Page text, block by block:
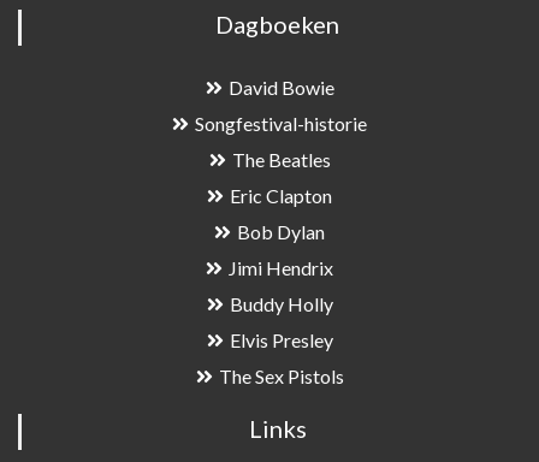
Dagboeken
David Bowie
Songfestival-historie
The Beatles
Eric Clapton
Bob Dylan
Jimi Hendrix
Buddy Holly
Elvis Presley
The Sex Pistols
Links